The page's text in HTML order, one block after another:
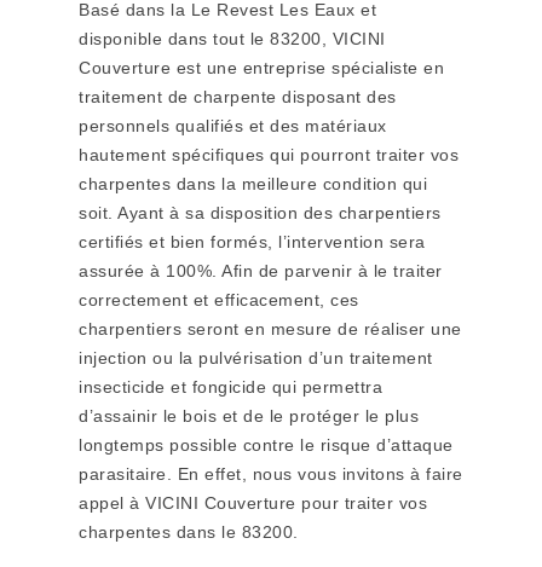
Basé dans la Le Revest Les Eaux et
disponible dans tout le 83200, VICINI
Couverture est une entreprise spécialiste en
traitement de charpente disposant des
personnels qualifiés et des matériaux
hautement spécifiques qui pourront traiter vos
charpentes dans la meilleure condition qui
soit. Ayant à sa disposition des charpentiers
certifiés et bien formés, l’intervention sera
assurée à 100%. Afin de parvenir à le traiter
correctement et efficacement, ces
charpentiers seront en mesure de réaliser une
injection ou la pulvérisation d’un traitement
insecticide et fongicide qui permettra
d’assainir le bois et de le protéger le plus
longtemps possible contre le risque d’attaque
parasitaire. En effet, nous vous invitons à faire
appel à VICINI Couverture pour traiter vos
charpentes dans le 83200.